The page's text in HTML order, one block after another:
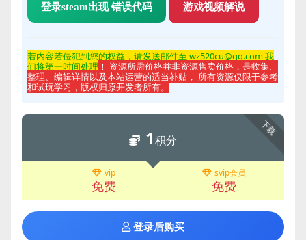
登录steam出现 错误代码 游戏视频解说
若内容若侵犯到您的权益，请发送邮件至 wz520cu@qq.com 我
们将第一时间处理 ！ 资源所需价格并非资源售卖价格，是收集、
整理、编辑详情以及本站运营的适当补贴， 所有资源仅限于参考
和试玩学习，版权归原开发者所有。
下载
1积分
vip
免费
svip会员
免费
登录后购买